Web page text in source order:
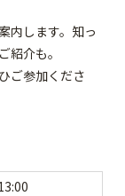
内します。知っ
紹介も。
ご参加くださ